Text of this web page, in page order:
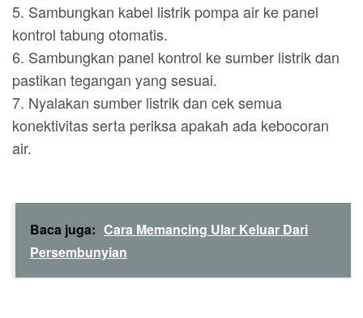
5. Sambungkan kabel listrik pompa air ke panel
kontrol tabung otomatis.
6. Sambungkan panel kontrol ke sumber listrik dan
pastikan tegangan yang sesuai.
7. Nyalakan sumber listrik dan cek semua
konektivitas serta periksa apakah ada kebocoran
air.
Baca juga: Cara Memancing Ular Keluar Dari
Persembunyian